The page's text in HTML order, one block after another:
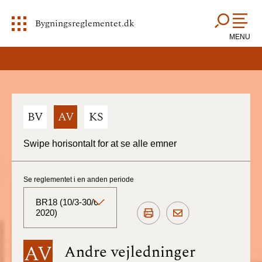
Bygningsreglementet.dk
MENU
BV AV KS
Swipe horisontalt for at se alle emner
AV Andre vejledninger
Se reglementet i en anden periode
BR18 (10/3-30/6
2020)
BR18 (Aktuelt)